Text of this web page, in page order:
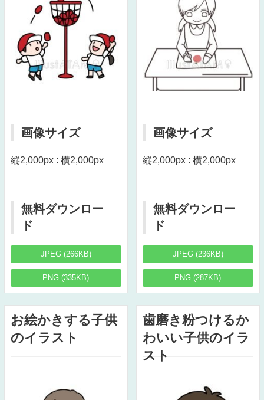
画像サイズ
縦2,000px : 横2,000px
無料ダウンロー
ド
JPEG (266KB)
PNG (335KB)
画像サイズ
縦2,000px : 横2,000px
無料ダウンロー
ド
JPEG (236KB)
PNG (287KB)
お絵かきする子供
のイラスト
歯磨き粉つけるか
わいい子供のイラ
スト